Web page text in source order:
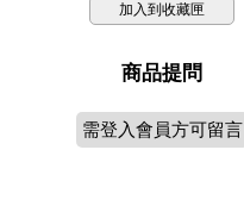
加入到收藏匣
商品提問
需登入會員方可留言